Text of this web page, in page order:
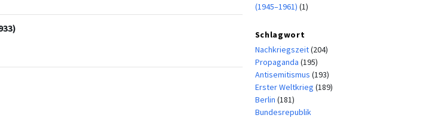
(1945–1961) (1)
Schlagwort
Nachkriegszeit(204)
Propaganda (195)
Antisemitismus (193)
Erster Weltkrieg (189)
Berlin (181)
Bundesrepublik